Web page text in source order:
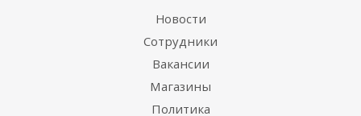
Новости
Сотрудники
Вакансии
Магазины
Политика